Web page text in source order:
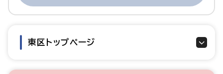
東区トップページ